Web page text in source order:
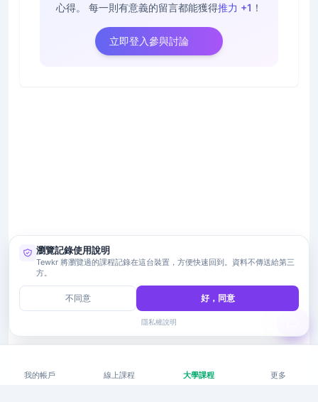
心得。
每一則有意義的留言都能獲得推力 +1 ！
立即登入參與討論
我的帳戶 線上課程 大學課程 更多
瀏覽記錄使用說明
Tewkr 將瀏覽過的課程記錄在這台裝置，方便快速回到。資料不傳送給第三
方。
不同意 好，同意
隱私權說明